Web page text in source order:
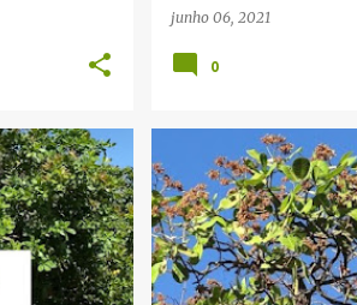
junho 06, 2021
0
+
CAJUEIRO NÃO PRODUZ
VITOR OLIVEIRA